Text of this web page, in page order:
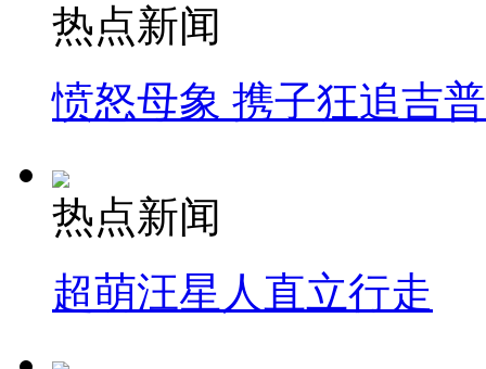
热点新闻
愤怒母象 携子狂追吉
热点新闻
超萌汪星人直立行走